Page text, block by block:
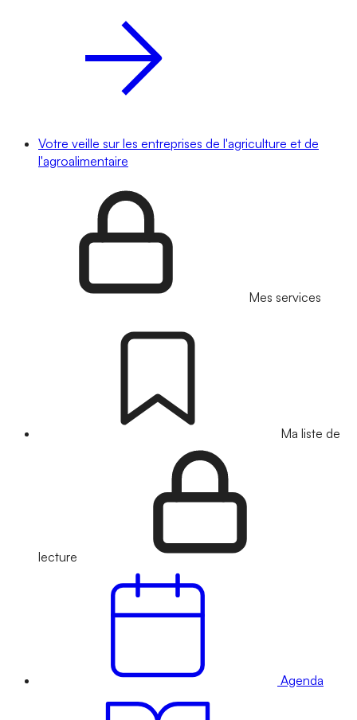
Votre veille sur les entreprises de l'agriculture et de
l'agroalimentaire
Mes services
Ma liste de
lecture
Agenda